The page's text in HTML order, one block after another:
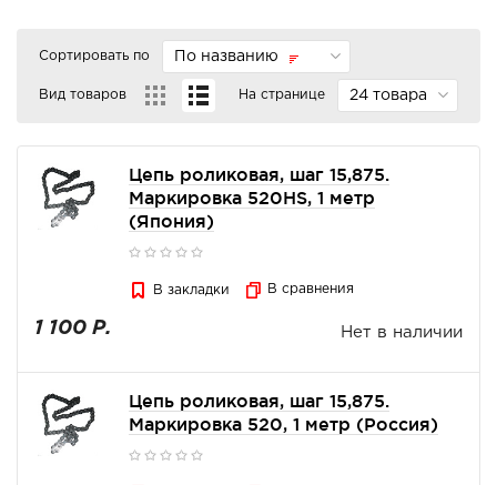
Сортировать по По названию
Вид товаров На странице 24 товара
Цепь роликовая, шаг 15,875.
Маркировка 520HS, 1 метр
(Япония)
В закладки В сравнения
1 100 Р. Нет в наличии
Цепь роликовая, шаг 15,875.
Маркировка 520, 1 метр (Россия)